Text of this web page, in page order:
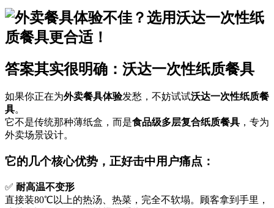
答案其实很明确：沃达一次性纸质餐具
如果你正在为外卖餐具体验发愁，不妨试试沃达一次性纸质餐
具。
它不是传统那种薄纸盒，而是食品级多层复合纸质餐具 ，专为
外卖场景设计。
它的几个核心优势，正好击中用户痛点：
✅ 耐高温不变形
直接装80℃以上的热汤、热菜，完全不软塌。顾客拿到手里，